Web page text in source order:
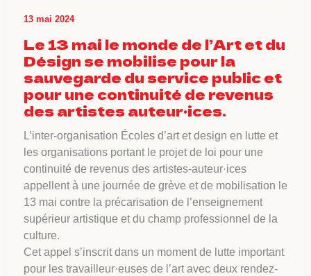
13 mai 2024
Le 13 mai le monde de l’Art et du
Désign se mobilise pour la
sauvegarde du service public et
pour une continuité de revenus
des artistes auteur·ices.
L’inter-organisation Écoles d’art et design en lutte et
les organisations portant le projet de loi pour une
continuité de revenus des artistes-auteur·ices
appellent à une journée de grève et de mobilisation le
13 mai contre la précarisation de l’enseignement
supérieur artistique et du champ professionnel de la
culture.
Cet appel s’inscrit dans un moment de lutte important
pour les travailleur·euses de l’art avec deux rendez-